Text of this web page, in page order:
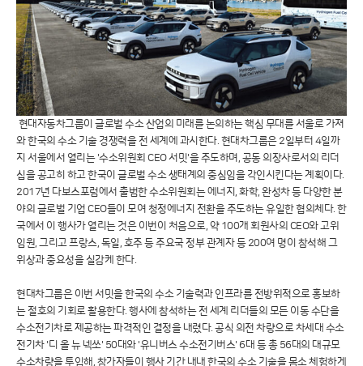
현대자동차그룹이 글로벌 수소 산업의 미래를 논의하는 핵심 무대를 서울로 가져
와 한국의 수소 기술 경쟁력을 전 세계에 과시한다. 현대차그룹은 2일부터 4일까
지 서울에서 열리는 '수소위원회 CEO 서밋'을 주도하며, 공동 의장사로서의 리더
십을 공고히 하고 한국이 글로벌 수소 생태계의 중심임을 각인시킨다는 계획이다.
2017년 다보스포럼에서 출범한 수소위원회는 에너지, 화학, 완성차 등 다양한 분
야의 글로벌 기업 CEO들이 모여 청정에너지 전환을 주도하는 유일한 협의체다. 한
국에서 이 행사가 열리는 것은 이번이 처음으로, 약 100개 회원사의 CEO와 고위
임원, 그리고 프랑스, 독일, 호주 등 주요국 정부 관계자 등 200여 명이 참석해 그
위상과 중요성을 실감케 한다.
현대차그룹은 이번 서밋을 한국의 수소 기술력과 인프라를 전방위적으로 홍보하
는 절호의 기회로 활용한다. 행사에 참석하는 전 세계 리더들의 모든 이동 수단을
수소전기차로 제공하는 파격적인 결정을 내렸다. 공식 의전 차량으로 차세대 수소
전기차 '디 올 뉴 넥쏘' 50대와 '유니버스 수소전기버스' 6대 등 총 56대의 대규모
수소차량을 투입해, 참가자들이 행사 기간 내내 한국의 수소 기술을 몸소 체험하게